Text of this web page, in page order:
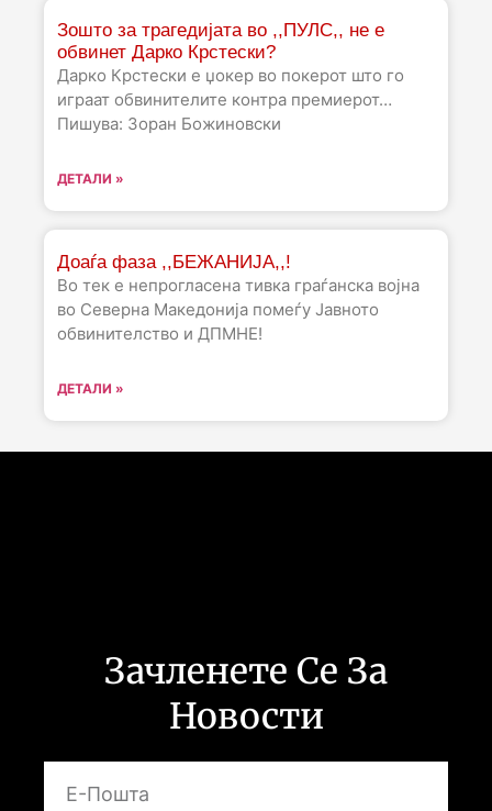
Зошто за трагедијата во ,,ПУЛС,, не е
обвинет Дарко Крстески?
Дарко Крстески е џокер во покерот што го
играат обвинителите контра премиерот…
Пишува: Зоран Божиновски
ДЕТАЛИ »
Доаѓа фаза ,,БЕЖАНИЈА,,!
Во тек е непрогласена тивка граѓанска војна
во Северна Македонија помеѓу Јавното
обвинителство и ДПМНЕ!
ДЕТАЛИ »
Зачленете Се За
Новости